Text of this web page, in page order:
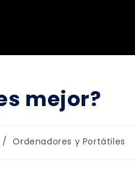
mejor?
/ Ordenadores y Portátiles